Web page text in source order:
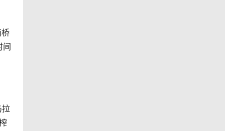
间